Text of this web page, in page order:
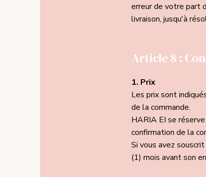
erreur de votre part
livraison, jusqu'à
Article 8 :
1. Prix
Les prix sont
de la commande.
HARIA EI se
confirmation de la
Si vous avez
(1) mois avant son